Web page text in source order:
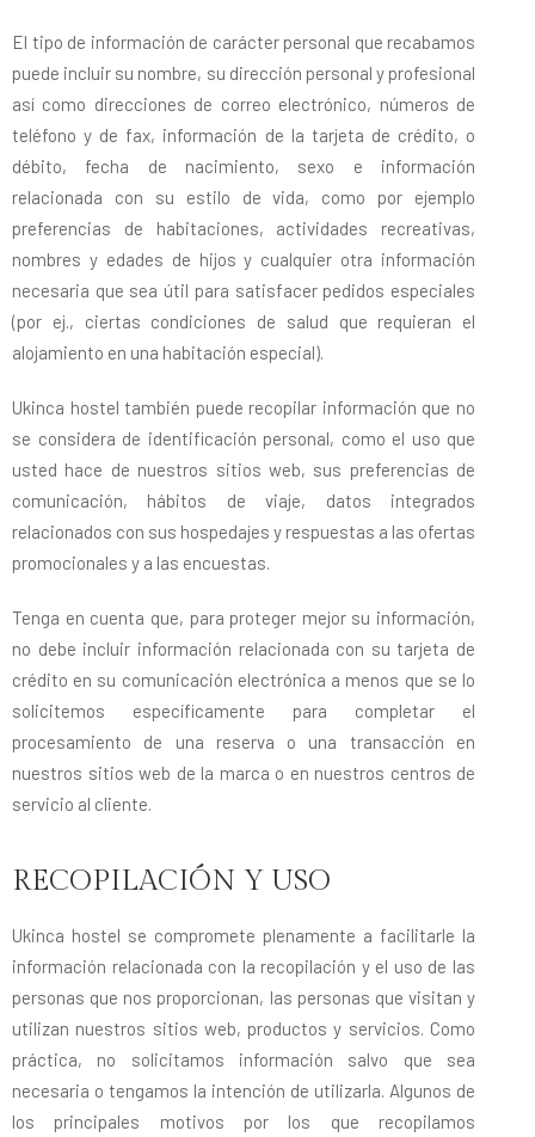
El tipo de información de carácter personal que recabamos
puede incluir su nombre, su dirección personal y profesional
así como direcciones de correo electrónico, números de
teléfono y de fax, información de la tarjeta de crédito, o
débito, fecha de nacimiento, sexo e información
relacionada con su estilo de vida, como por ejemplo
preferencias de habitaciones, actividades recreativas,
nombres y edades de hijos y cualquier otra información
necesaria que sea útil para satisfacer pedidos especiales
(por ej., ciertas condiciones de salud que requieran el
alojamiento en una habitación especial).
Ukinca hostel también puede recopilar información que no
se considera de identificación personal, como el uso que
usted hace de nuestros sitios web, sus preferencias de
comunicación, hábitos de viaje, datos integrados
relacionados con sus hospedajes y respuestas a las ofertas
promocionales y a las encuestas.
Tenga en cuenta que, para proteger mejor su información,
no debe incluir información relacionada con su tarjeta de
crédito en su comunicación electrónica a menos que se lo
solicitemos específicamente para completar el
procesamiento de una reserva o una transacción en
nuestros sitios web de la marca o en nuestros centros de
servicio al cliente.
RECOPILACIÓN Y USO
Ukinca hostel se compromete plenamente a facilitarle la
información relacionada con la recopilación y el uso de las
personas que nos proporcionan, las personas que visitan y
utilizan nuestros sitios web, productos y servicios. Como
práctica, no solicitamos información salvo que sea
necesaria o tengamos la intención de utilizarla. Algunos de
los principales motivos por los que recopilamos